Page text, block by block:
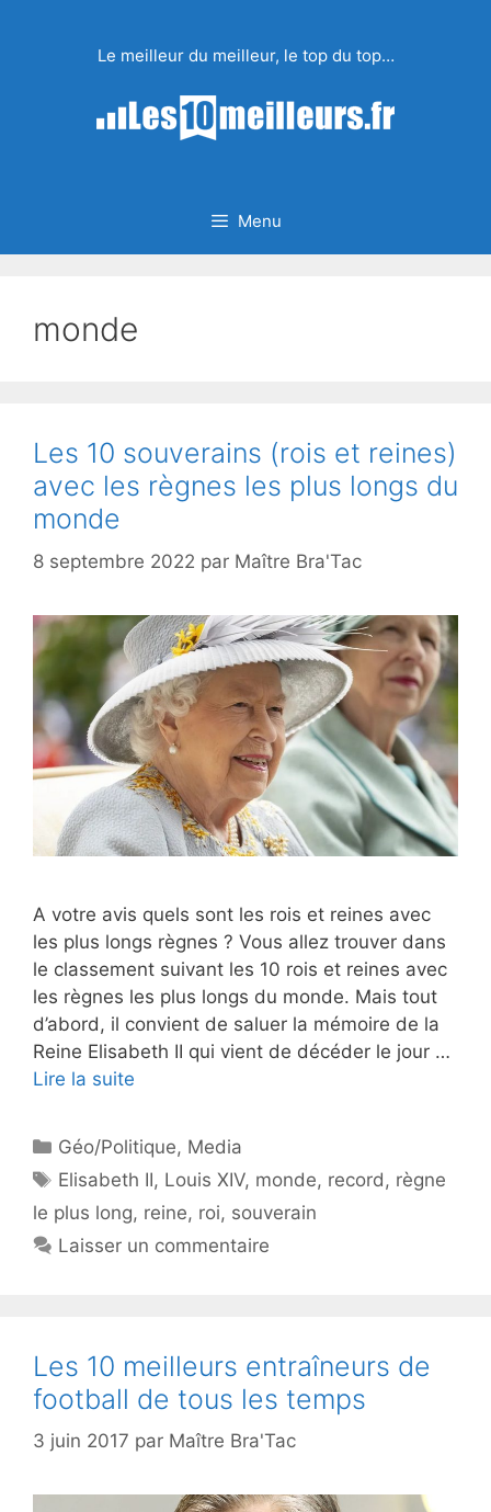
Le meilleur du meilleur, le top du top…
Menu
monde
Les 10 souverains (rois et reines)
avec les règnes les plus longs du
monde
8 septembre 2022 par Maître Bra'Tac
A votre avis quels sont les rois et reines avec
les plus longs règnes ? Vous allez trouver dans
le classement suivant les 10 rois et reines avec
les règnes les plus longs du monde. Mais tout
d’abord, il convient de saluer la mémoire de la
Reine Elisabeth II qui vient de décéder le jour …
Lire la suite
Catégories
Géo/Politique, Media
Étiquettes
Elisabeth II, Louis XIV, monde, record , règne
le plus long, reine, roi, souverain
Laisser un commentaire
Les 10 meilleurs entraîneurs de
football de tous les temps
3 juin 2017 par Maître Bra'Tac